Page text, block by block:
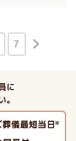
7
に